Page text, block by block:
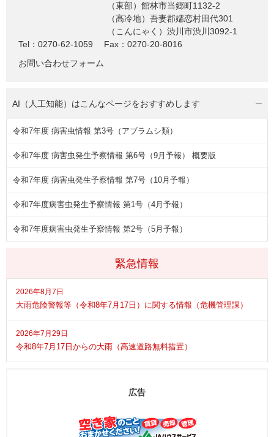
（東部）館林市当郷町1132-2
（高冷地）吾妻郡嬬恋村田代301
（こんにゃく）渋川市渋川3092-1
Tel：0270-62-1059
Fax：0270-20-8016
お問い合わせフォーム
緊急情報
2026年8月7日
大雨危険警報等（令和8年7月17日）に関する情報（危機管理課）
2026年7月29日
令和8年7月17日からの大雨（高速道路無料措置）
AI（人工知能）はこんなページをおすすめします
令和7年度 病害虫情報 第3号（アブラムシ類）
令和7年度 病害虫発生予察情報 第6号（9月予報） 概要版
令和7年度 病害虫発生予察情報 第7号（10月予報）
令和7年度病害虫発生予察情報 第1号（4月予報）
令和7年度病害虫発生予察情報 第2号（5月予報）
広告